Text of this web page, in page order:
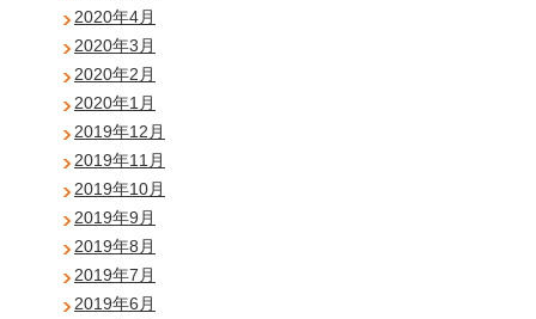
2020年4月
2020年3月
2020年2月
2020年1月
2019年12月
2019年11月
2019年10月
2019年9月
2019年8月
2019年7月
2019年6月